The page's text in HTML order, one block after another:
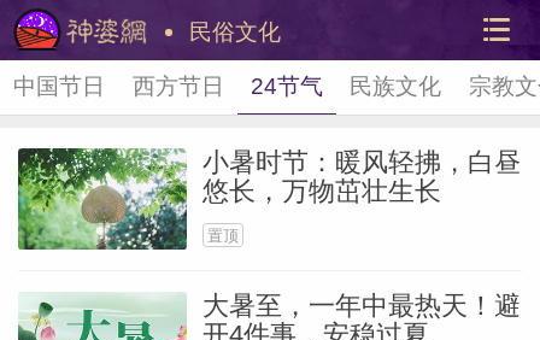
民俗文化
中国节日 西方节日 24节气 民族文化 宗教
小暑时节：暖风轻拂，白昼
悠长，万物茁壮生长
置顶
大暑至，一年中最热天！避